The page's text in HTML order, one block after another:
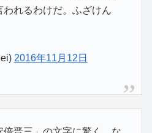
われるわけだ。ふざけん
2016年11月12日